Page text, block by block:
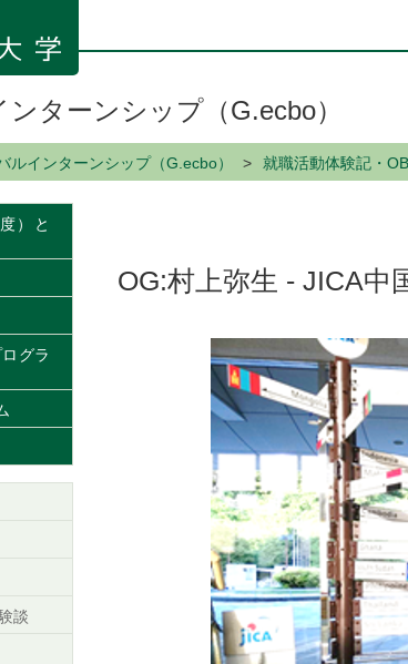
ターンシップ（G.ecbo）
ルインターンシップ（G.ecbo） 就職活動体験記・
OG:村上弥生 - JICA中
）と
グラ
談